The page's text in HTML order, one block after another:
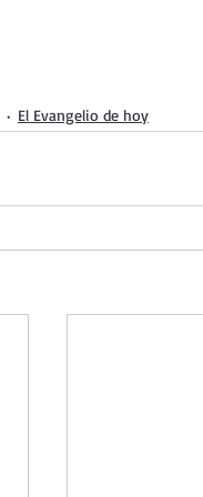
El Evangelio de hoy